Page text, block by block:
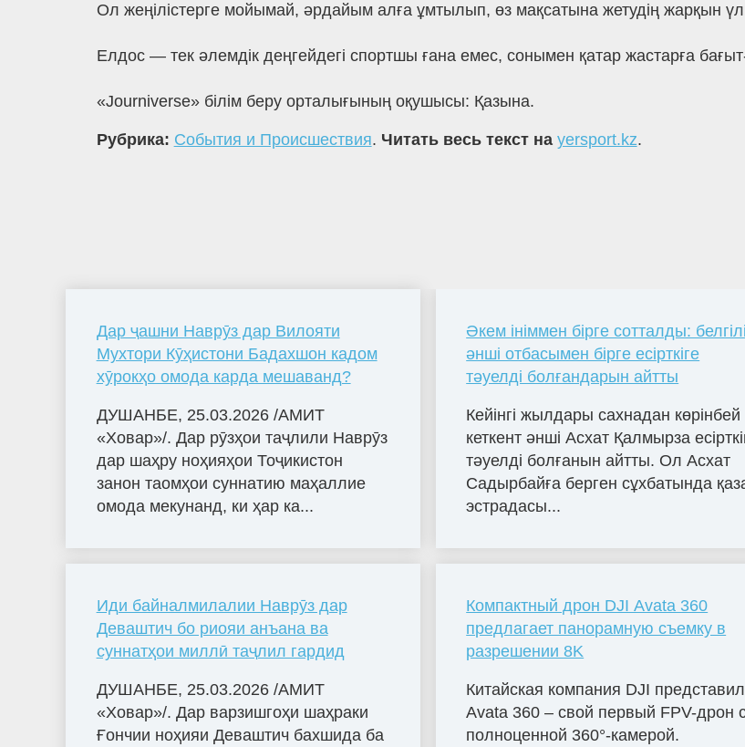
Ол жеңілістерге мойымай, әрдайым алға ұмтылып, өз мақсатына жетудің жарқын
Елдос — тек әлемдік деңгейдегі спортшы ғана емес, сонымен қатар жастарға бағыт-
«Journiverse» білім беру орталығының оқушысы: Қазына.
Рубрика: События и Происшествия. Читать весь текст на yersport.kz.
Дар ҷашни Наврӯз дар Вилояти
Мухтори Кӯҳистони Бадахшон кадом
хӯрокҳо омода карда мешаванд?
ДУШАНБЕ, 25.03.2026 /АМИТ
«Ховар»/. Дар рӯзҳои таҷлили Наврӯз
дар шаҳру ноҳияҳои Тоҷикистон
занон таомҳои суннатию маҳаллие
омода мекунанд, ки ҳар ка...
Иди байналмилалии Наврӯз дар
Деваштич бо риояи анъана ва
суннатҳои миллӣ таҷлил гардид
ДУШАНБЕ, 25.03.2026 /АМИТ
«Ховар»/. Дар варзишгоҳи шаҳраки
Ғончии ноҳияи Деваштич бахшида ба
Әкем ініммен бірге сотталды: белгілі
әнші отбасымен бірге есірткіге
тәуелді болғандарын айтты
Кейінгі жылдары сахнадан көрінбей
кеткент әнші Асхат Қалмырза
тәуелді болғанын айтты. Ол Асхат
Садырбайға берген сұхбатында
эстрадасы...
Компактный дрон DJI Avata 360
предлагает панорамную съемку в
разрешении 8K
Китайская компания DJI
Avata 360 – свой первый FPV-дрон
полноценной 360°-камерой.